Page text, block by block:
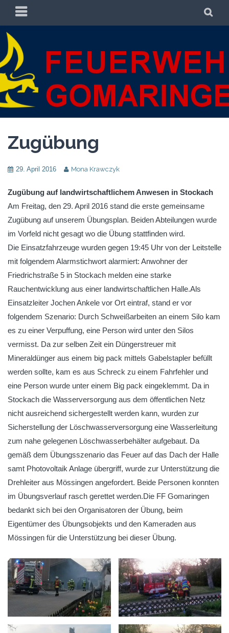
Zum
springen
PRIMÄRES
MENÜ
FREIWILLIGE
FEUERWEHR
GOMARINGEN
FREIWILLIGE FEUERWEHR GOMARINGEN
Zugübung
29. April 2016 Mona Krawczyk
Zugübung auf landwirtschaftlichem Anwesen in Stockach
Am Freitag, den 29. April 2016 stand die erste gemeinsame
Zugübung auf unserem Übungsplan. Beiden Abteilungen wurde
im Vorfeld nicht gesagt wo die Übung stattfinden wird.
Die Einsatzfahrzeuge wurden gegen 19:45 Uhr von der Leitstelle
mit folgendem Alarmstichwort alarmiert: Anwohner der
Friedrichstraße 5 in Stockach melden eine starke
Rauchentwicklung aus einer landwirtschaftlichen Halle.Als
Einsatzleiter Jochen Ankele vor Ort eintraf, stand er vor
folgendem Szenario: Durch Schweißarbeiten an einem Silo kam
es zu einer Verpuffung, eine Person wird unter den Silos
vermisst. Da zur selben Zeit ein Düngerstreuer mit
Mineraldünger aus einem big pack mittels Gabelstapler befüllt
werden sollte, kam es aus Schreck zu einem Fahrfehler und
eine Person wurde unter einem Big pack eingeklemmt. Da in
Stockach die Wasserversorgung aus dem öffentlichen Netz
nicht ausreichend sichergestellt werden kann, wurden zur
Sicherstellung der Löschwasserversorgung eine Wasserleitung
zum nahe gelegenen Löschwasserbehälter aufgebaut. Da
gemäß dem Übungsszenario das Feuer auf das Dach der Halle
samt Photovoltaik Anlage übergriff, wurde zur Unterstützung die
Drehleiter aus Mössingen angefordert. Beide Personen konnten
im Übungsverlauf rasch gerettet werden.Die FF Gomaringen
bedankt sich bei den Organisatoren der Übung, beim
Eigentümer des Übungsobjekts und den Kameraden aus
Mössingen für die Unterstützung bei dieser Übung.